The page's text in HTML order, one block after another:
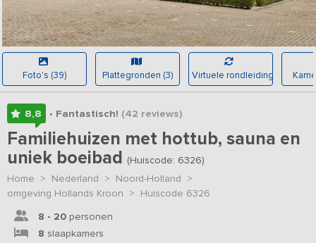
Foto's (39) Plattegronden (3) Virtuele rondleiding
8,8 • Fantastisch! (42 reviews)
Familiehuizen met hottub, sauna en
uniek boeibad (Huiscode: 6326)
Home > Nederland > Noord-Holland >
omgeving Hollands Kroon > Huiscode 6326
8 - 20 personen
8 slaapkamers